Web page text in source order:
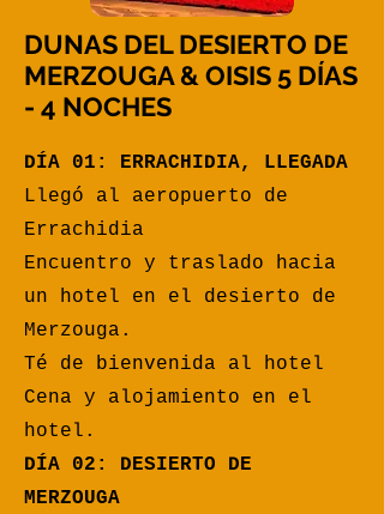
DUNAS DEL DESIERTO DE
MERZOUGA & OISIS 5 DÍAS
- 4 NOCHES
DÍA 01: ERRACHIDIA, LLEGADA
Llegó al aeropuerto de
Errachidia
Encuentro y traslado hacia
un hotel en el desierto de
Merzouga.
Té de bienvenida al hotel
Cena y alojamiento en el
hotel.
DÍA 02: DESIERTO DE
MERZOUGA